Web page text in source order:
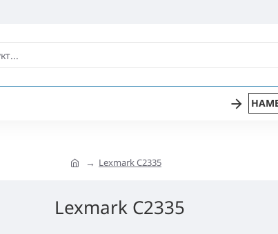
Lexmark C2335
Lexmark C2335